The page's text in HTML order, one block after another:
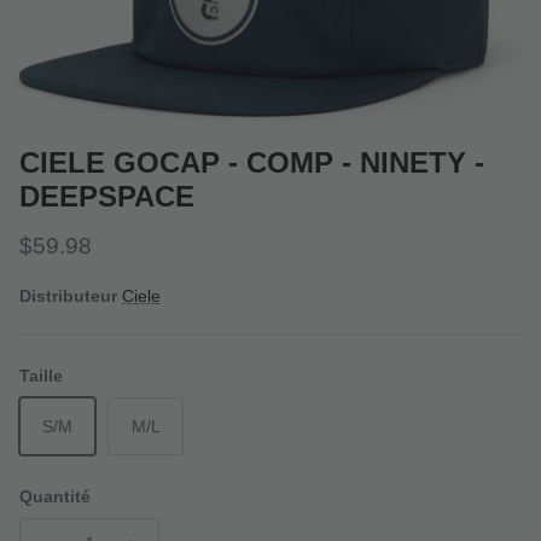
CIELE GOCAP - COMP - NINETY -
DEEPSPACE
Prix habituel
$59.98
Distributeur Ciele
Taille
S/M M/L
Quantité